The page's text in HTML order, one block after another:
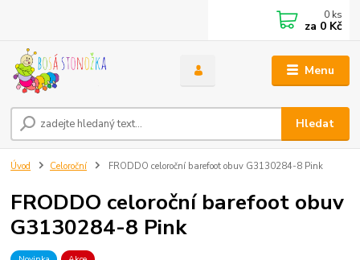
Menu
Hledat
0 ks
za 0 Kč
Úvod Celoroční FRODDO celoroční barefoot obuv G3130284-8 Pink
FRODDO celoroční barefoot obuv
G3130284-8 Pink